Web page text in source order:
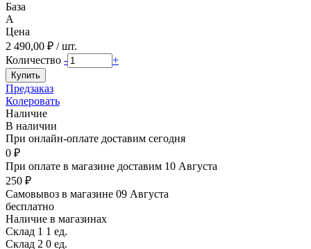
База
A
Цена
2 490,00 ₽ / шт.
Количество - +
Предзаказ
Колеровать
Наличие
В наличии
При онлайн-оплате доставим сегодня
0 ₽
При оплате в магазине доставим 10 Августа
250 ₽
Самовывоз в магазине 09 Августа
бесплатно
Наличие в магазинах
Склад 1 1 ед.
Склад 2 0 ед.